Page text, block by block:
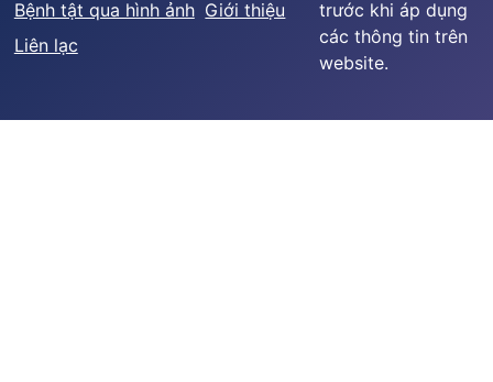
Bệnh tật qua hình ảnh Giới thiệu
Liên lạc
trước khi áp dụng
các thông tin trên
website.